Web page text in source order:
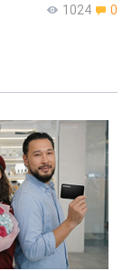
1024 0